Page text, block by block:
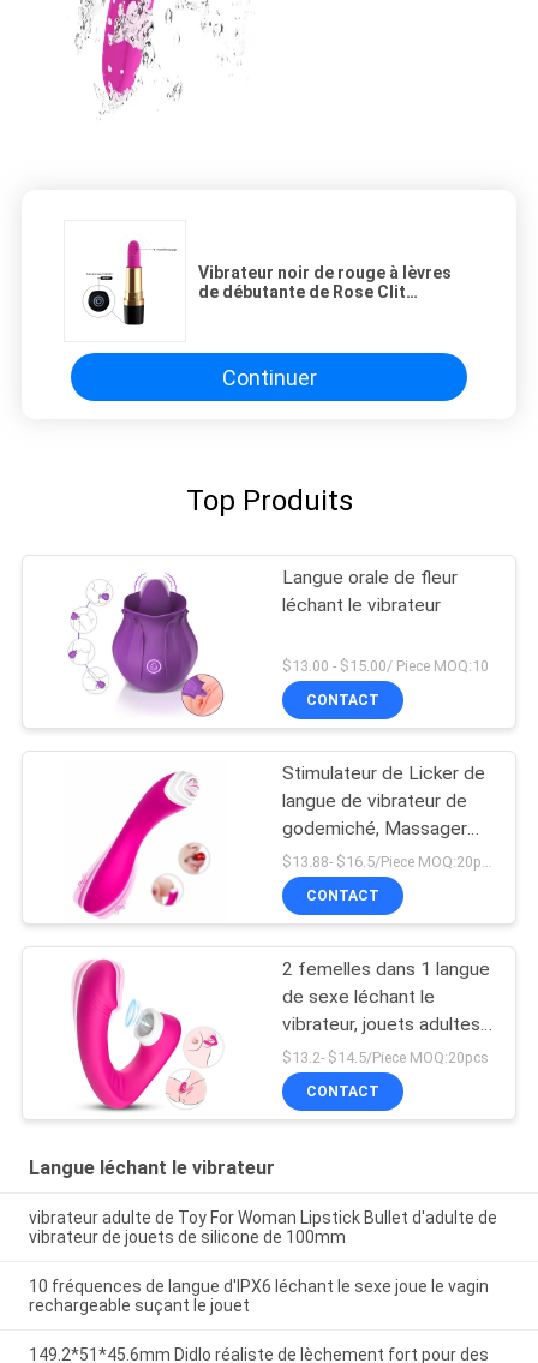
Vibrateur noir de rouge à lèvres
de débutante de Rose Clit
Continuer
Top Produits
Langue orale de fleur
léchant le vibrateur
$13.00 - $15.00/ Piece MOQ:10
CONTACT
Stimulateur de Licker de
langue de vibrateur de
godemiché, Massager
imperméable de
stimulation de vagin
CONTACT
2 femelles dans 1 langue
de sexe léchant le
vibrateur, jouets adultes
de sexe de Clit de
nouveauté
$13.2- $14.5/Piece MOQ:20pcs
CONTACT
Langue léchant le vibrateur
vibrateur adulte de Toy For Woman Lipstick Bullet d'adulte de
vibrateur de jouets de silicone de 100mm
10 fréquences de langue d'IPX6 léchant le sexe joue le vagin
rechargeable suçant le jouet
149.2*51*45.6mm Didlo réaliste de lèchement fort pour des